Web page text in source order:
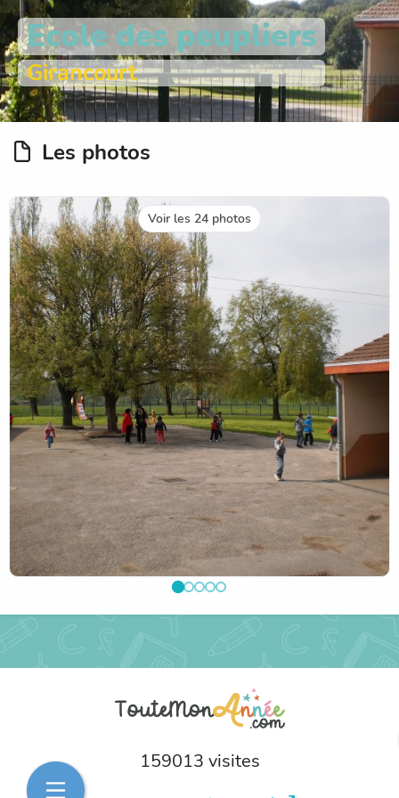
Ecole des peupliers
Girancourt
Les photos
Voir les 24 photos
159013 visites